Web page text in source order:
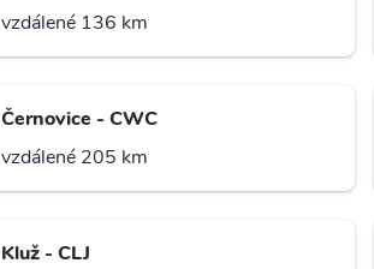
vzdálené 136 km
Černovice - CWC
vzdálené 205 km
Kluž - CLJ